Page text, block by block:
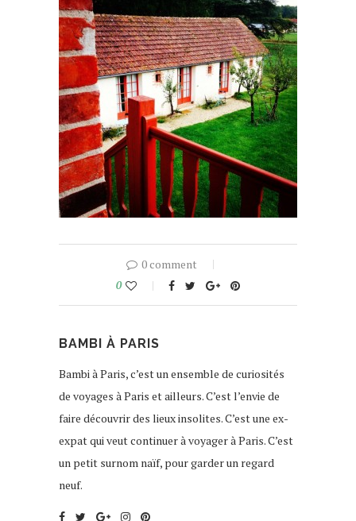
0 comment
0
BAMBI À PARIS
Bambi à Paris, c’est un ensemble de curiosités
de voyages à Paris et ailleurs. C’est l’envie de
faire découvrir des lieux insolites. C’est une ex-
expat qui veut continuer à voyager à Paris. C’est
un petit surnom naïf, pour garder un regard
neuf.